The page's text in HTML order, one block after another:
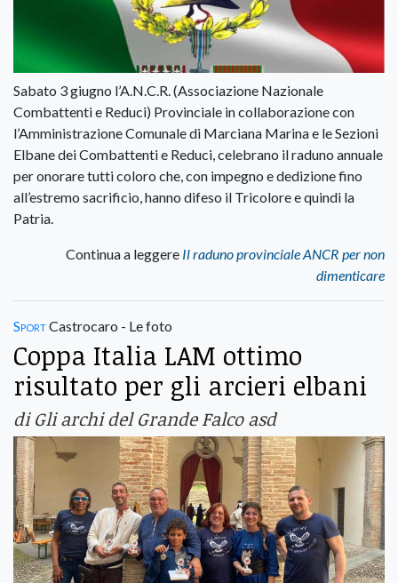
Sabato 3 giugno l’A.N.C.R. (Associazione Nazionale
Combattenti e Reduci) Provinciale in collaborazione con
l’Amministrazione Comunale di Marciana Marina e le Sezioni
Elbane dei Combattenti e Reduci, celebrano il raduno annuale
per onorare tutti coloro che, con impegno e dedizione fino
all’estremo sacrificio, hanno difeso il Tricolore e quindi la
Patria.
Continua a leggere Il raduno provinciale ANCR per non
dimenticare
SportCastrocaro - Le foto
Coppa Italia LAM ottimo
risultato per gli arcieri elbani
di Gli archi del Grande Falco asd